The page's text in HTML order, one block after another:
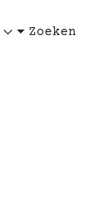
Zoeken